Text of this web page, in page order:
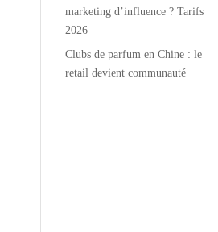
marketing d’influence ? Tarifs
2026
Clubs de parfum en Chine : le
retail devient communauté